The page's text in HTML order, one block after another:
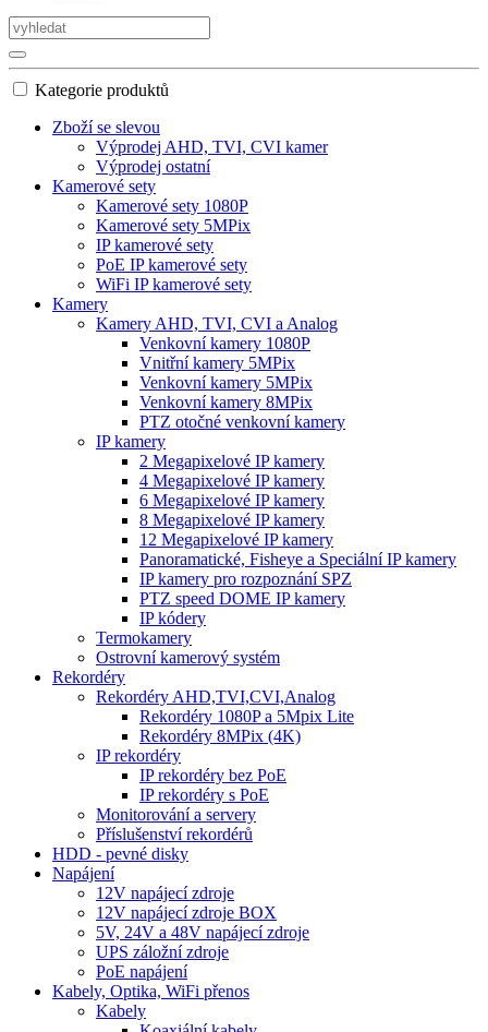
Kategorie produktů
Zboží se slevou
Výprodej AHD, TVI, CVI kamer
Výprodej ostatní
Kamerové sety
Kamerové sety 1080P
Kamerové sety 5MPix
IP kamerové sety
PoE IP kamerové sety
WiFi IP kamerové sety
Kamery
Kamery AHD, TVI, CVI a Analog
Venkovní kamery 1080P
Vnitřní kamery 5MPix
Venkovní kamery 5MPix
Venkovní kamery 8MPix
PTZ otočné venkovní kamery
IP kamery
2 Megapixelové IP kamery
4 Megapixelové IP kamery
6 Megapixelové IP kamery
8 Megapixelové IP kamery
12 Megapixelové IP kamery
Panoramatické, Fisheye a Speciální IP kamery
IP kamery pro rozpoznání SPZ
PTZ speed DOME IP kamery
IP kódery
Termokamery
Ostrovní kamerový systém
Rekordéry
Rekordéry AHD,TVI,CVI,Analog
Rekordéry 1080P a 5Mpix Lite
Rekordéry 8MPix (4K)
IP rekordéry
IP rekordéry bez PoE
IP rekordéry s PoE
Monitorování a servery
Příslušenství rekordérů
HDD - pevné disky
Napájení
12V napájecí zdroje
12V napájecí zdroje BOX
5V, 24V a 48V napájecí zdroje
UPS záložní zdroje
PoE napájení
Kabely, Optika, WiFi přenos
Kabely